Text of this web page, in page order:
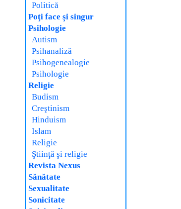
Politică
Poţi face şi singur
Psihologie
Autism
Psihanaliză
Psihogenealogie
Psihologie
Religie
Budism
Creştinism
Hinduism
Islam
Religie
Ştiinţă şi religie
Revista Nexus
Sănătate
Sexualitate
Sonicitate